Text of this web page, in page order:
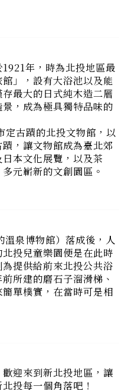
」，設有大浴池以及能
最大的日式純木造二層
，成為極具獨特品味的
古蹟的北投文物館，以
，讓文物館成為臺北郊
本文化展覽，以及茶
元嶄新的文創園區。
投兒童樂園便是在此時
提供給前來北投公共浴
所建的磨石子溜滑梯、
單樸實，在當時可是相
投每一個角落吧！